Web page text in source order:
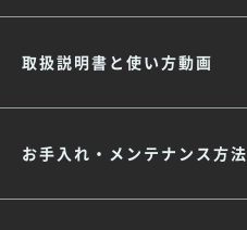
取扱説明書と使い方動画
お手入れ・メンテナンス方法